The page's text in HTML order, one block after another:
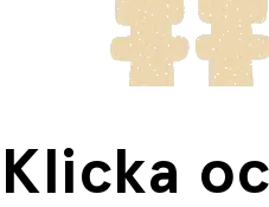
Klicka